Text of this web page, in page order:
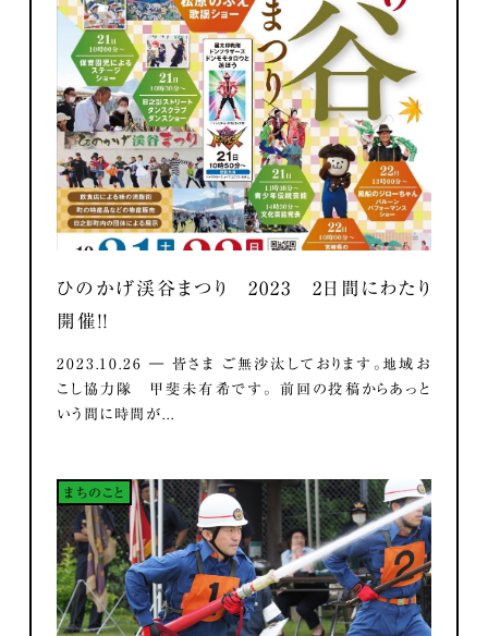
ひのかげ渓谷まつり 2023 2日間にわたり
開催！！
2023.10.26 ― 皆さま ご無沙汰しております。地域お
こし協力隊 甲斐未有希です。 前回の投稿からあっと
いう間に時間が...
まちのこと